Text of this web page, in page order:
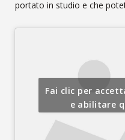
portato in studio e che
Fai clic per
e abilitare